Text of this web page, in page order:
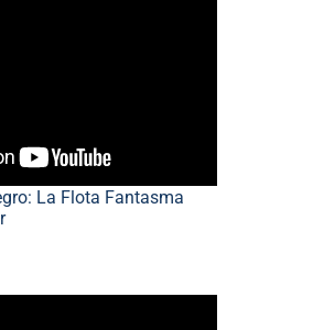
La Flota Fantasma